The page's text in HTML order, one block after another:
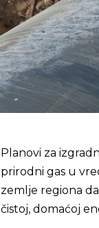
Planovi za
prirodni gas u
zemlje regiona
čistoj, domaćoj